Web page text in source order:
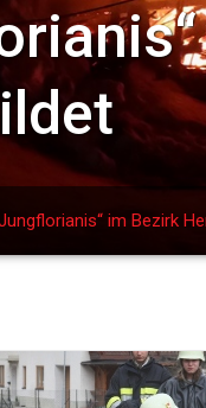
im Bezirk